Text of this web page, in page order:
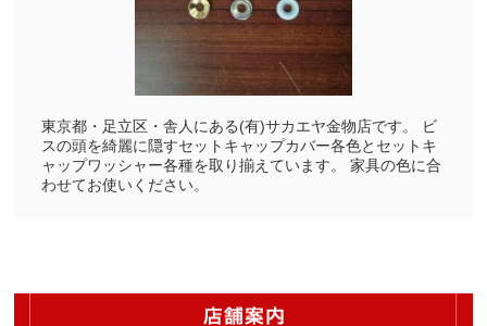
東京都・足立区・舎人にある(有)サカエヤ金物店です。 ビ
スの頭を綺麗に隠すセットキャップカバー各色とセットキ
ャップワッシャー各種を取り揃えています。 家具の色に合
わせてお使いください。